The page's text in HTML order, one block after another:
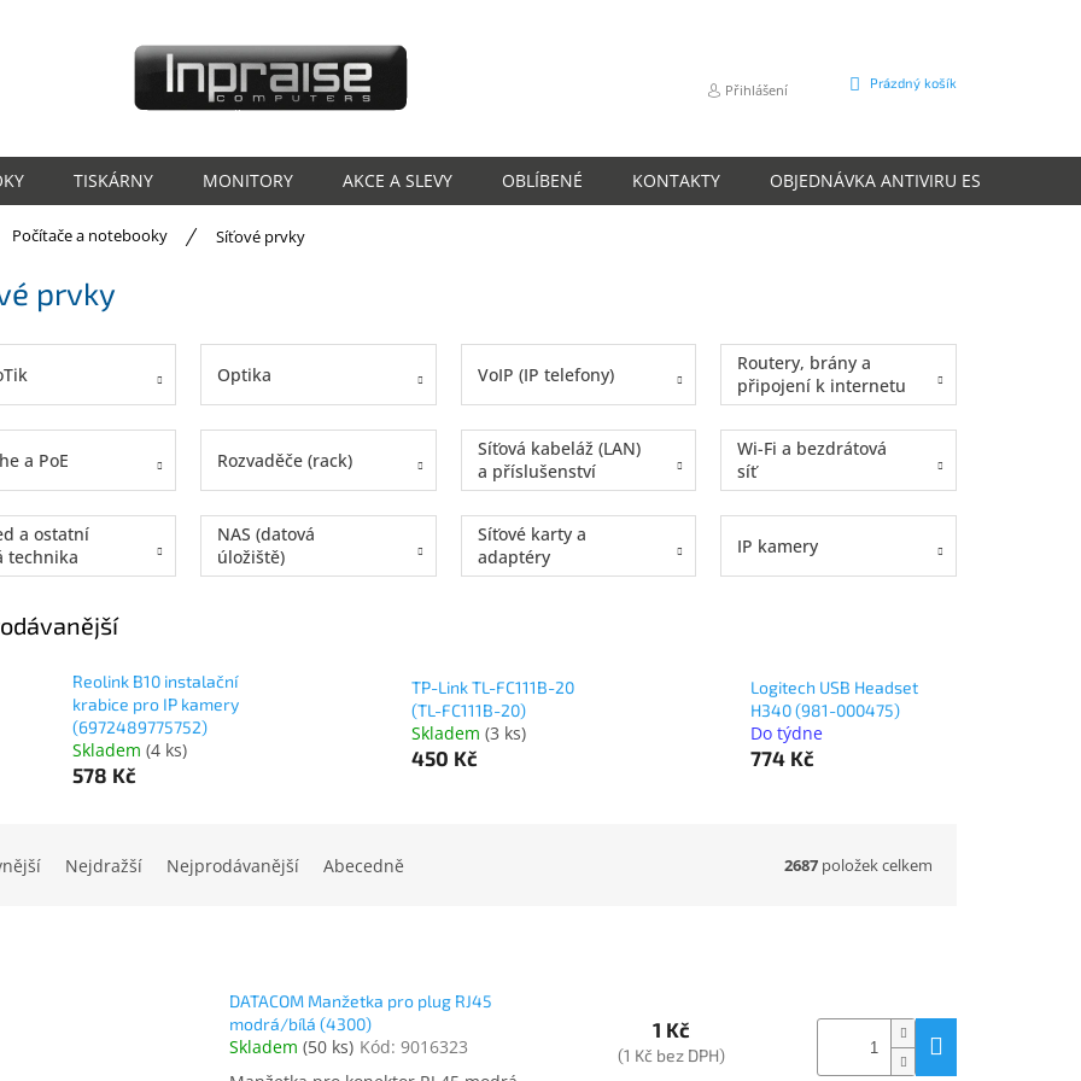
Přihlášení
NÁKUPNÍ
Prázdný košík
TISKÁRNY MONITORY AKCE A SLEVY OBLÍBENÉ KONTAKTY OBJEDNÁVKA ANTIVIRU ESET
Počítače a notebooky Síťové prvky
prvky
Optika VoIP (IP telefony)
Routery, brány a
připojení k internetu
a PoE Rozvaděče (rack)
Síťová kabeláž (LAN)
a příslušenství
Wi-Fi a bezdrátová
síť
a ostatní
technika
NAS (datová
úložiště)
Síťové karty a
adaptéry
IP kamery
Reolink B10 instalační
krabice pro IP kamery
(6972489775752)
Skladem (4 ks)
578 Kč
TP-Link TL-FC111B-20
(TL-FC111B-20)
Skladem (3 ks)
450 Kč
Logitech USB Headset
H340 (981-000475)
Do týdne
774 Kč
Nejdražší Nejprodávanější Abecedně 2687 položek celkem
DATACOM Manžetka pro plug RJ45
modrá/bílá (4300)
Skladem (50 ks) Kód: 9016323
1 Kč
(1 Kč bez DPH)